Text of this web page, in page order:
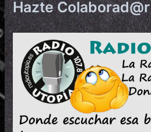
Hazte Colaborad@r